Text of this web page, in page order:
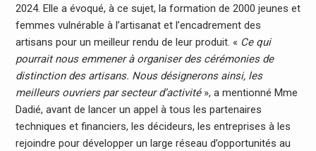
2024. Elle a évoqué, à ce sujet, la formation de 2000 jeunes et
femmes vulnérable à l’artisanat et l’encadrement des
artisans pour un meilleur rendu de leur produit. « Ce qui
pourrait nous emmener à organiser des cérémonies de
distinction des artisans. Nous désignerons ainsi, les
meilleurs ouvriers par secteurd’activité», a mentionné Mme
Dadié, avant de lancer un appel à tous les partenaires
techniques et financiers, les décideurs, les entreprises à les
rejoindre pour développer un large réseau d’opportunités au